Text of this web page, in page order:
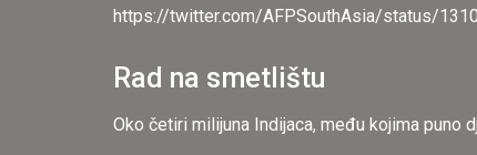
https://twitter.com/AFPSouthAsia/status/
Rad na smetlištu
Oko četiri milijuna Indijaca, među kojima puno